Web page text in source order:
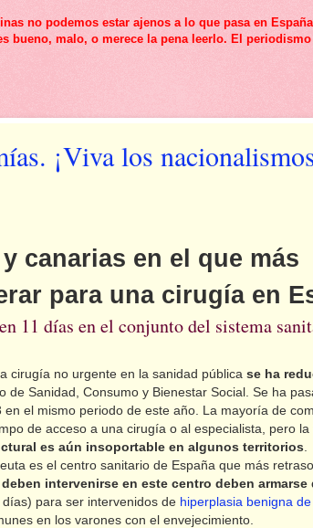
no podemos estar ajenos a lo que pasa en
bueno, malo, o merece la pena leerlo. El
¡Viva los
canarias en el que más
para una cirugía en
11 días en el conjunto del sistema
cirugía no urgente en la sanidad pública se ha
de Sanidad, Consumo y Bienestar Social. Se ha
el mismo periodo de este año. La mayoría de
de acceso a una cirugía o al especialista, pero la
es aún insoportable en algunos territorios
es el centro sanitario de España que más
intervenirse en este centro deben armarse
para ser intervenidos de hiperplasia benigna
en los varones con el envejecimiento.